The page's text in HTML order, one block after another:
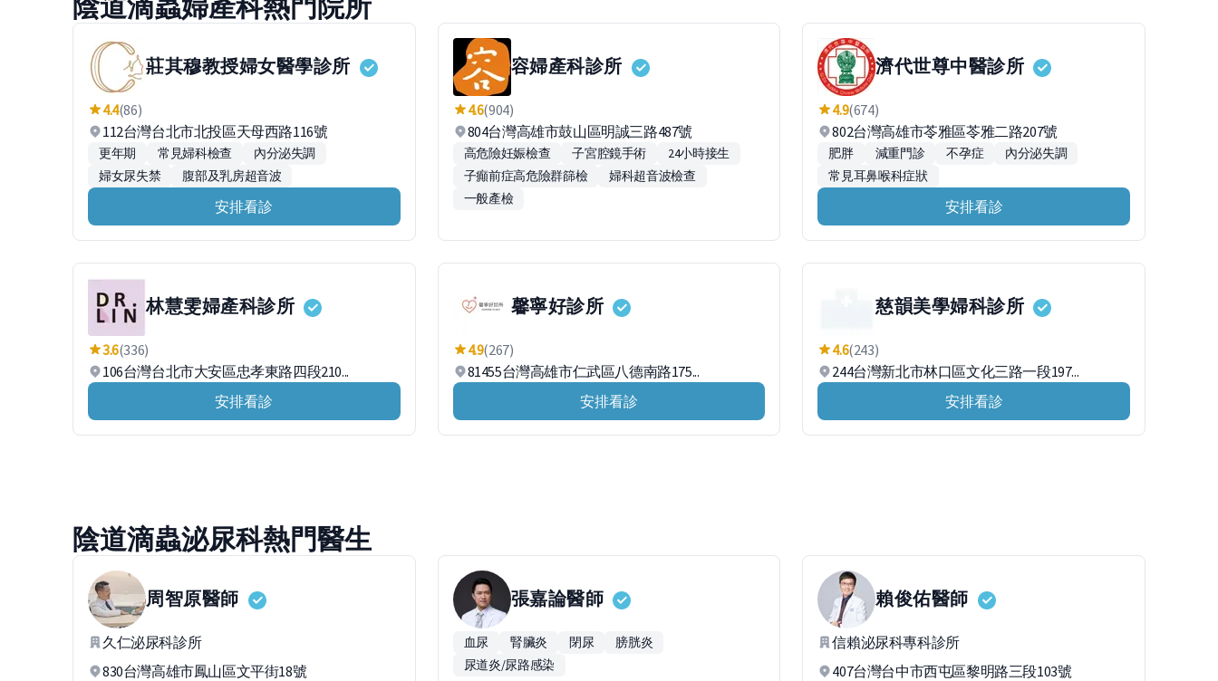
莊其穆教授婦女醫學診所
4.4(86)
112台灣台北市北投區天母西路116號
更年期 常見婦科檢查
內分泌失調
婦女尿失禁
腹部及乳房超音波
安排看診
容婦產科診所
4.6(904)
804台灣高雄市鼓山區明誠三路487號
高危險妊娠檢查 子宮腔鏡手術
24小時接生
子癲前症高危險群篩檢
婦科超音波檢查
一般產檢
濟代世尊中醫診所
4.9(674)
802台灣高雄市苓雅區苓雅二路207號
肥胖 減重門診 不孕症
內分泌失調
常見耳鼻喉科症狀
安排看診
林慧雯婦產科診所
3.6(336)
106台灣台北市大安區忠孝東路四段210...
安排看診
馨寧好診所
4.9(267)
81455台灣高雄市仁武區八德南路175...
安排看診
慈韻美學婦科診所
4.6(243)
244台灣新北市林口區文化三路一段197...
安排看診
陰道滴蟲泌尿科熱門醫生
周智原醫師
久仁泌尿科診所
830台灣高雄市鳳山區文平街18號
張嘉論醫師
血尿 腎臟炎 閉尿
膀胱炎
尿道炎/尿路感染
賴俊佑醫師
信賴泌尿科專科診所
407台灣台中市西屯區黎明路三段103號